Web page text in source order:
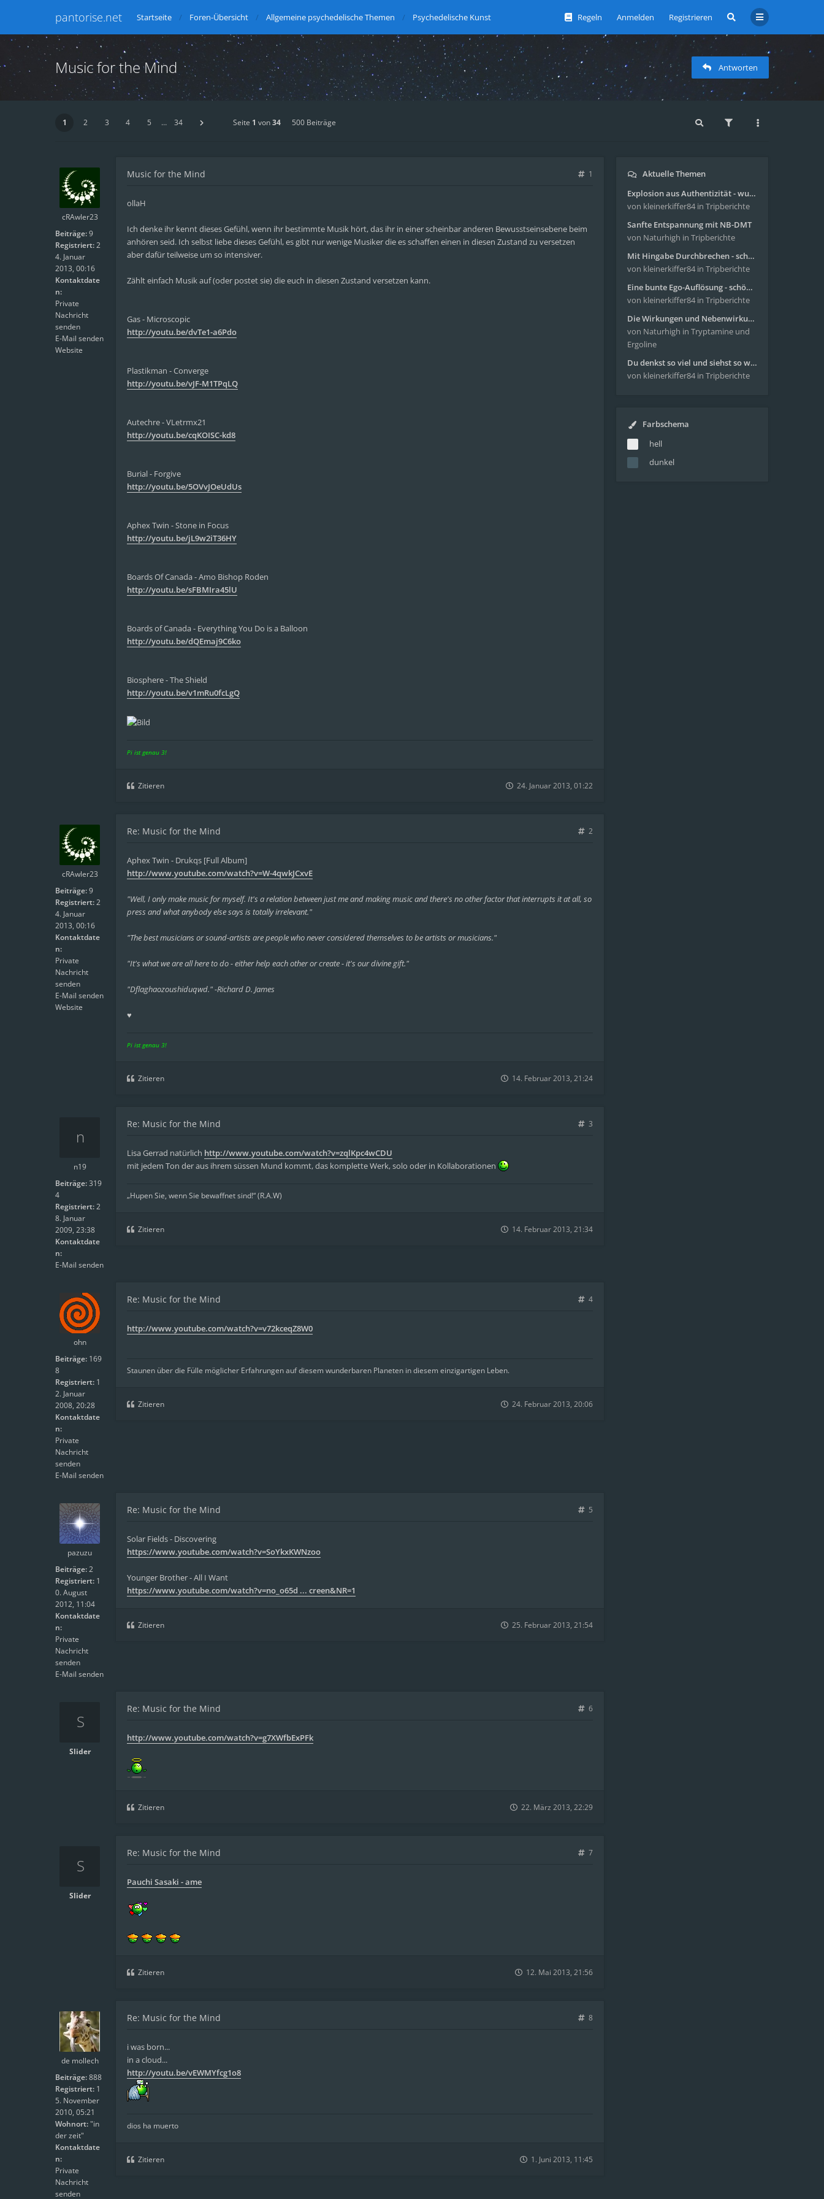
pantorise.net Regeln Anmelden Registrieren
Startseite Foren-Übersicht Allgemeine psychedelische Themen Psychedelische Kunst
Music for the Mind Antworten
1 2 3 4 5 … 34 Seite 1 von34 500 Beiträge
cRAwler23
Beiträge:9
Registriert:2
4. Januar
2013, 00:16
Kontaktdate
n:
Private
Nachricht
senden
E-Mail senden
Website
Music for the Mind 1
ollaH
Ich denke ihr kennt dieses Gefühl, wenn ihr bestimmte Musik hört, das ihr in einer scheinbar anderen Bewusstseinsebene beim
anhören seid. Ich selbst liebe dieses Gefühl, es gibt nur wenige Musiker die es schaffen einen in diesen Zustand zu versetzen
aber dafür teilweise um so intensiver.
Zählt einfach Musik auf (oder postet sie) die euch in diesen Zustand versetzen kann.
Gas - Microscopic
http://youtu.be/dvTe1-a6Pdo
Plastikman - Converge
http://youtu.be/vJF-M1TPqLQ
Autechre - VLetrmx21
http://youtu.be/cqKOISC-kd8
Burial - Forgive
http://youtu.be/5OVvJOeUdUs
Aphex Twin - Stone in Focus
http://youtu.be/jL9w2iT36HY
Boards Of Canada - Amo Bishop Roden
http://youtu.be/sFBMIra45lU
Boards of Canada - Everything You Do is a Balloon
http://youtu.be/dQEmaj9C6ko
Biosphere - The Shield
http://youtu.be/v1mRu0fcLgQ
Pi ist genau 3!
Zitieren 24. Januar 2013, 01:22
cRAwler23
Beiträge:9
Registriert:2
4. Januar
2013, 00:16
Kontaktdate
n:
Private
Nachricht
senden
E-Mail senden
Website
Re: Music for the Mind 2
Aphex Twin - Drukqs [Full Album]
http://www.youtube.com/watch?v=W-4qwkJCxvE
"Well, I only make music for myself. It's a relation between just me and making music and there's no other factor that interrupts it at all, so
press and what anybody else says is totally irrelevant."
"The best musicians or sound-artists are people who never considered themselves to be artists or musicians."
"It's what we are all here to do - either help each other or create - it's our divine gift."
"Dflaghaozoushiduqwd." -Richard D. James
♥
Pi ist genau 3!
Zitieren 14. Februar 2013, 21:24
n19
Beiträge:319
4
Registriert:2
8. Januar
2009, 23:38
Kontaktdate
n:
E-Mail senden
Re: Music for the Mind 3
Lisa Gerrad natürlich http://www.youtube.com/watch?v=zqlKpc4wCDU
mit jedem Ton der aus ihrem süssen Mund kommt, das komplette Werk, solo oder in Kollaborationen
„Hupen Sie, wenn Sie bewaffnet sind!“ (R.A.W)
Zitieren 14. Februar 2013, 21:34
ohn
Beiträge: 169
8
Registriert: 1
2. Januar
2008, 20:28
Kontaktdate
n:
Private
Nachricht
senden
E-Mail senden
Re: Music for the Mind 4
http://www.youtube.com/watch?v=v72kceqZ8W0
Staunen über die Fülle möglicher Erfahrungen auf diesem wunderbaren Planeten in diesem einzigartigen Leben.
Zitieren 24. Februar 2013, 20:06
pazuzu
Beiträge:2
Registriert: 1
0. August
2012, 11:04
Kontaktdate
n:
Private
Nachricht
senden
E-Mail senden
Re: Music for the Mind 5
Solar Fields - Discovering
https://www.youtube.com/watch?v=SoYkxKWNzoo
Younger Brother - All I Want
https://www.youtube.com/watch?v=no_o65d ... creen&NR=1
Zitieren 25. Februar 2013, 21:54
Slider
Re: Music for the Mind 6
http://www.youtube.com/watch?v=g7XWfbExPFk
Zitieren 22. März 2013, 22:29
Slider
Re: Music for the Mind 7
Pauchi Sasaki - ame
Zitieren 12. Mai 2013, 21:56
de mollech
Beiträge:888
Registriert: 1
5. November
2010, 05:21
Wohnort:"in
der zeit"
Kontaktdate
n:
Private
Nachricht
senden
Re: Music for the Mind 8
i was born...
in a cloud...
http://youtu.be/vEWMYfcg1o8
dios ha muerto
Zitieren 1. Juni 2013, 11:45
Aktuelle Themen
Explosion aus Authentizität - wunderbare Reise mit 4g Pilze
von kleinerkiffer84 in Tripberichte
Sanfte Entspannung mit NB-DMT
von Naturhigh in Tripberichte
Mit Hingabe Durchbrechen - schöne Reise mit 4g Pilze
von kleinerkiffer84 in Tripberichte
Eine bunte Ego-Auflösung - schöne Reise mit 4-AcO-DMT
von kleinerkiffer84 in Tripberichte
Die Wirkungen und Nebenwirkungen von LSD
von Naturhigh in Tryptamine und
Ergoline
Du denkst so viel und siehst so wenig - wunderbare Reise mit 4g Pilze
von kleinerkiffer84 in Tripberichte
Farbschema
hell
dunkel